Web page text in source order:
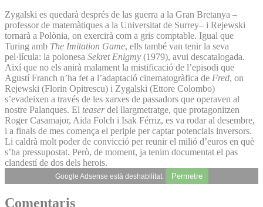
Zygalski es quedarà després de las guerra a la Gran Bretanya –
professor de matemàtiques a la Universitat de Surrey– i Rejewski
tornarà a Polònia, on exercirà com a gris comptable. Igual que
Turing amb The Imitation Game, ells també van tenir la seva
pel·lícula: la polonesa Sekret Enigmy (1979), avui descatalogada.
Així que no els anirà malament la mistificació de l’episodi que
Agustí Franch n’ha fet a l’adaptació cinematogràfica de Fred, on
Rejewski (Florin Opitrescu) i Zygalski (Ettore Colombo)
s’evadeixen a través de les xarxes de passadors que operaven al
nostre Palanques. El teaserdel llargmetratge, que protagonitzen
Roger Casamajor, Aida Folch i Isak Férriz, es va rodar al desembre,
i a finals de mes comença el periple per captar potencials inversors.
Li caldrà molt poder de convicció per reunir el milió d’euros en què
s’ha pressupostat. Però, de moment, ja tenim documentat el pas
clandestí de dos dels herois.
Google Adsense està deshabilitat. Permetre
Comentaris